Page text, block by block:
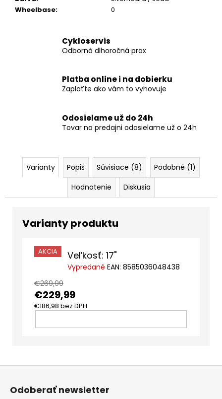
Wheelbase: 0
Cykloservis
Odborná dlhoročná prax
Platba online i na dobierku
Zaplaťte ako vám to vyhovuje
Odosielame už do 24h
Tovar na predajni odosielame už o 24h
Varianty Popis Súvisiace (8)
Podobné (1)
Hodnotenie
Diskusia
AKCIA Veľkosť: 17"
Vypredané EAN: 8585036048438
€269,99
€229,99
€186,98 bez DPH
DO
Odoberať newsletter